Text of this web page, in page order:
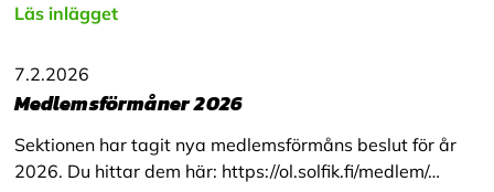
Läs inlägget
7.2.2026
Medlemsförmåner 2026
Sektionen har tagit nya medlemsförmåns beslut för år
2026. Du hittar dem här: https://ol.solfik.fi/medlem/…